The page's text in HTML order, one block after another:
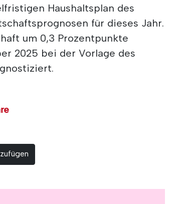
Haushaltsplan des
für dieses Jahr.
um 0,3 Prozentpunkte
2025 bei der Vorlage des